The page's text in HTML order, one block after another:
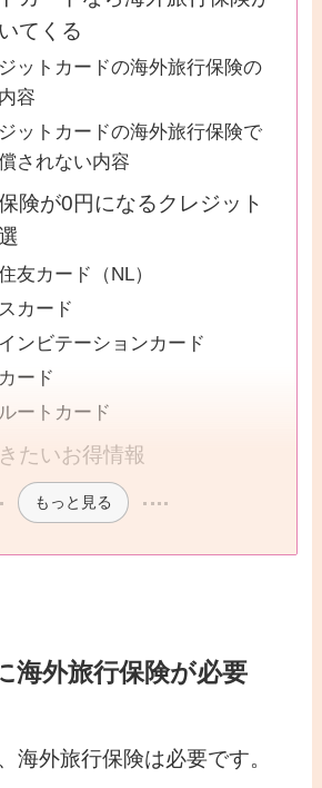
てくる
ットカードの海外旅行保険の
容
ットカードの海外旅行保険で
されない内容
険が0円になるクレジット
友カード（NL）
カード
ンビテーションカード
ード
ートカード
たいお得情報
もっと見る
海外旅行保険が必要
海外旅行保険は必要です。